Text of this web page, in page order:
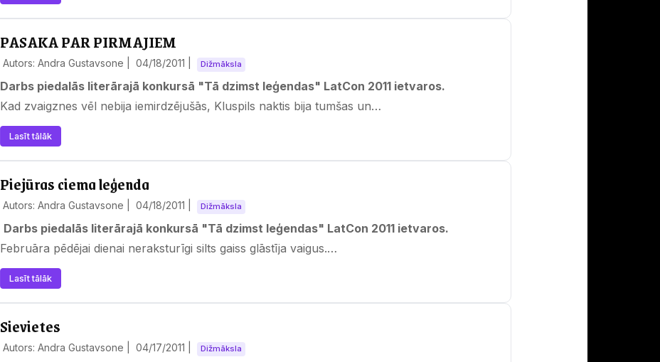
PASAKA PAR PIRMAJIEM
Autors: Andra Gustavsone | 04/18/2011 Dižmāksla
Darbs piedalās literārajā konkursā "Tā dzimst leģendas" LatCon 2011 ietvaros.
Kad zvaigznes vēl nebija iemirdzējušās, Kluspils naktis bija tumšas un…
Lasīt tālāk
Piejūras ciema leģenda
Autors: Andra Gustavsone | 04/18/2011 Dižmāksla
Darbs piedalās literārajā konkursā "Tā dzimst leģendas" LatCon 2011 ietvaros.
Februāra pēdējai dienai neraksturīgi silts gaiss glāstīja vaigus.…
Lasīt tālāk
Sievietes
Autors: Andra Gustavsone | 04/17/2011 Dižmāksla